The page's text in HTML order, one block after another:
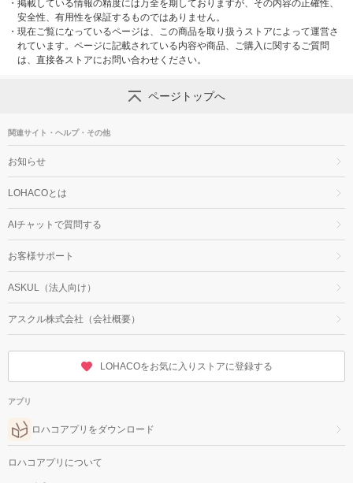
・ 掲載している情報の精度には万全を期しておりますが、その内容の正確性、
安全性、有用性を保証するものではありません。
・ 現在ご覧になっているページは、この商品を取り扱うストアによって運営さ
れています。ページに記載されている内容や商品、ご購入に関するご質問
は、直接各ストアにお問い合わせください。
ページトップへ
関連サイト・ヘルプ・その他
お知らせ
LOHACOとは
AIチャットで質問する
お客様サポート
ASKUL（法人向け）
アスクル株式会社（会社概要）
LOHACOをお気に入りストアに登録する
アプリ
ロハコアプリをダウンロード
ロハコアプリについて